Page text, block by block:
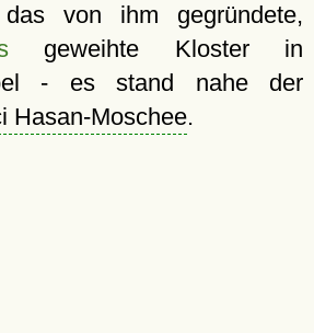
von ihm gegründete,
geweihte Kloster in
- es stand nahe der
Hasan-Moschee.